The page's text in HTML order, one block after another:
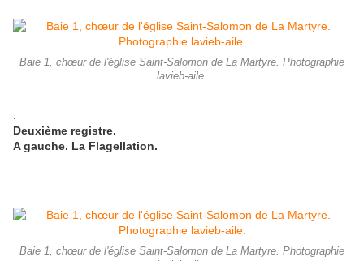
Baie 1, chœur de l'église Saint-Salomon de La Martyre. Photographie
lavieb-aile.
Deuxième registre.
A gauche. La Flagellation.
Baie 1, chœur de l'église Saint-Salomon de La Martyre. Photographie